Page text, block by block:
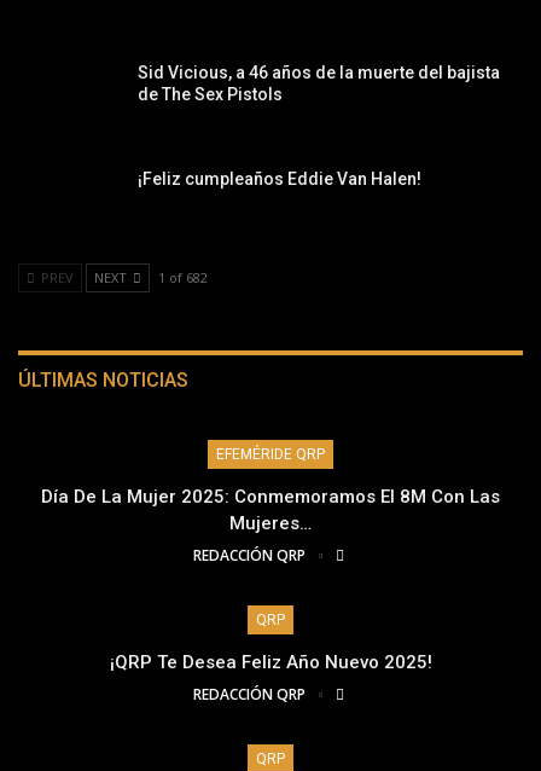
Sid Vicious, a 46 años de la muerte del bajista
de The Sex Pistols
¡Feliz cumpleaños Eddie Van Halen!
PREV NEXT 1 of 682
ÚLTIMAS NOTICIAS
EFEMÉRIDE QRP
Día De La Mujer 2025: Conmemoramos El 8M Con Las
Mujeres…
REDACCIÓN QRP
QRP
¡QRP Te Desea Feliz Año Nuevo 2025!
REDACCIÓN QRP
QRP